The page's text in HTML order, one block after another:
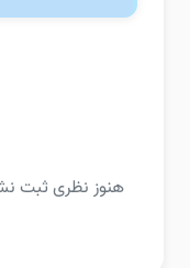
هنوز نظری ثبت